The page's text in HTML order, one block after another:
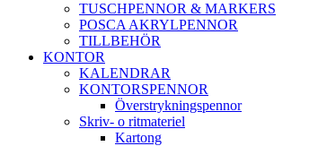
TUSCHPENNOR & MARKERS
POSCA AKRYLPENNOR
TILLBEHÖR
KONTOR
KALENDRAR
KONTORSPENNOR
Överstrykningspennor
Skriv- o ritmateriel
Kartong